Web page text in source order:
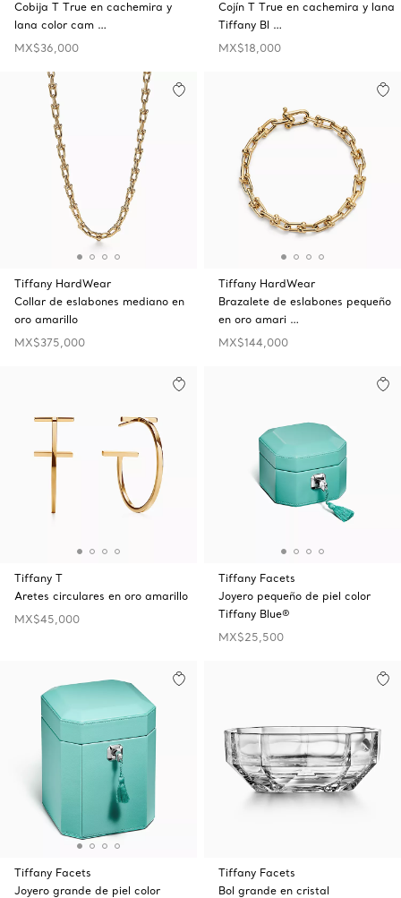
Cobija T True en cachemira y
lana color cam …
MX$36,000
Cojín T True en cachemira y lana
Tiffany Bl …
MX$18,000
Tiffany HardWear
Collar de eslabones mediano en
oro amarillo
MX$375,000
Tiffany HardWear
Brazalete de eslabones pequeño
en oro amari …
MX$144,000
Tiffany T
Aretes circulares en oro amarillo
MX$45,000
Tiffany Facets
Joyero pequeño de piel color
Tiffany Blue®
MX$25,500
Tiffany Facets
Joyero grande de piel color
Tiffany Facets
Bol grande en cristal